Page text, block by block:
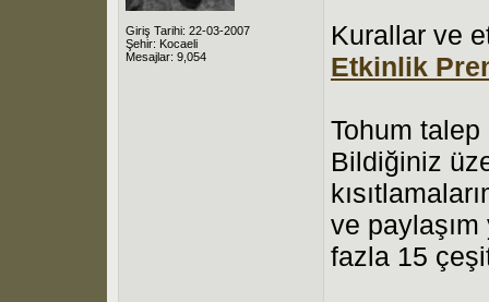
Giriş Tarihi: 22-03-2007
Şehir: Kocaeli
Mesajlar: 9,054
Kurallar ve
Etkinlik
Tohum
Bildiğiniz
ve paylaşım
fazla 15